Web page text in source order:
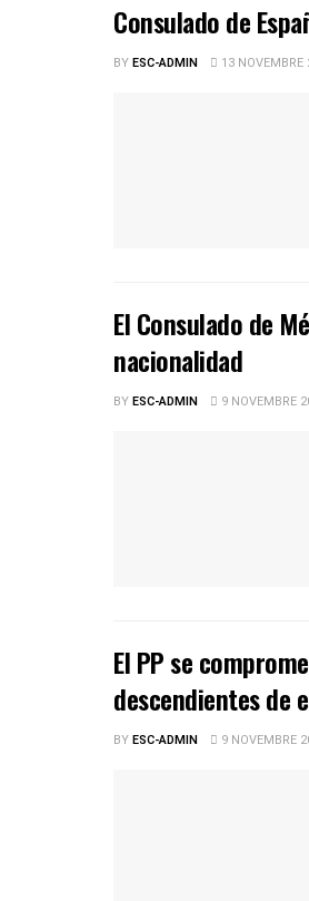
Consulado de
BYESC-ADMIN 13 NOVEMBRE
El Consulado de
nacionalidad
BYESC-ADMIN 9 NOVEMBRE
El PP se
descendientes de
BYESC-ADMIN 9 NOVEMBRE